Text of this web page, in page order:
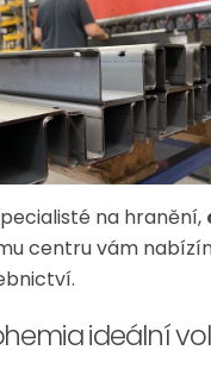
na hranění,
centru vám
ideální